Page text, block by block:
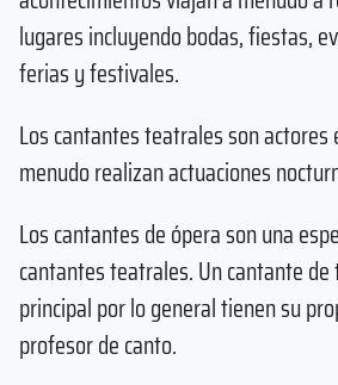
lugares incluyendo bodas, fiestas,
ferias y festivales.
Los cantantes teatrales son actores
menudo realizan actuaciones
Los cantantes de ópera son una
cantantes teatrales. Un cantante
principal por lo general tienen su
profesor de canto.